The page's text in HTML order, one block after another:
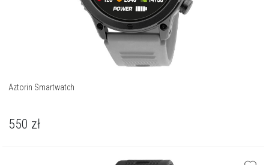
Aztorin Smartwatch
550 zł